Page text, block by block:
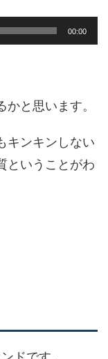
00:00
と思います。
キンキンしない
ということがわ